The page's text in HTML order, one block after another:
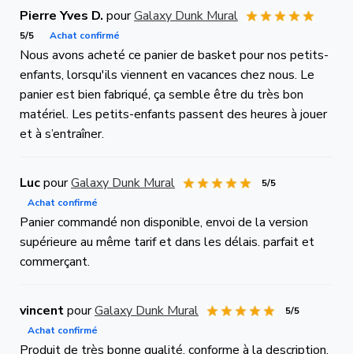
Pierre Yves D. pourGalaxy Dunk Mural
5/5 Achat confirmé
Nous avons acheté ce panier de basket pour nos petits-
enfants, lorsqu'ils viennent en vacances chez nous. Le
panier est bien fabriqué, ça semble être du très bon
matériel. Les petits-enfants passent des heures à jouer
et à s’entraîner.
LucpourGalaxy Dunk Mural
5/5
Achat confirmé
Panier commandé non disponible, envoi de la version
supérieure au même tarif et dans les délais. parfait et
commerçant.
vincentpourGalaxy Dunk Mural
5/5
Achat confirmé
Produit de très bonne qualité, conforme à la description.